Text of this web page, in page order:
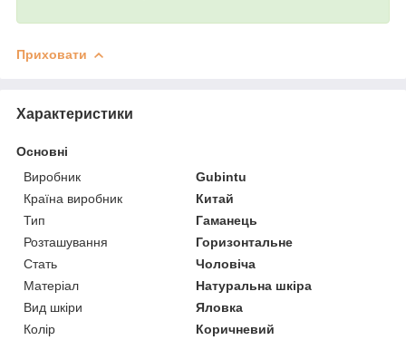
Приховати
Характеристики
Основні
Виробник
Gubintu
Країна виробник
Китай
Тип
Гаманець
Розташування
Горизонтальне
Стать
Чоловіча
Матеріал
Натуральна шкіра
Вид шкіри
Яловка
Колір
Коричневий